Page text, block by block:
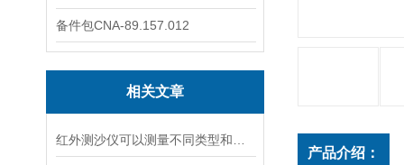
备件包CNA-89.157.012
相关文章
产品介绍：